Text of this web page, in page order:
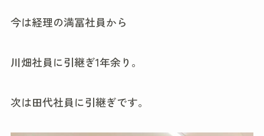
今は経理の満冨社員から
川畑社員に引継ぎ1年余り。
次は田代社員に引継ぎです。